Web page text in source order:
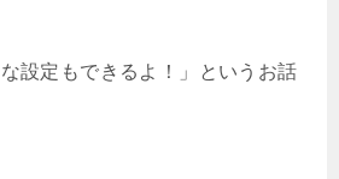
設定もできるよ！」というお話